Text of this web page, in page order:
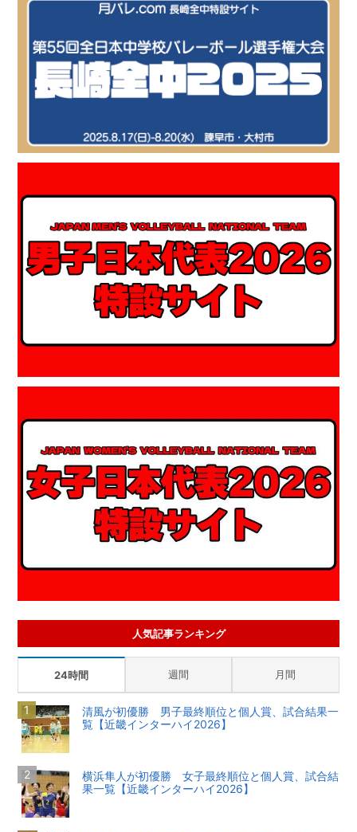
人気記事ランキング
24時間 週間 月間
清風が初優勝 男子最終順位と個人賞、試合結果一
覧【近畿インターハイ2026】
横浜隼人が初優勝 女子最終順位と個人賞、試合結
果一覧【近畿インターハイ2026】